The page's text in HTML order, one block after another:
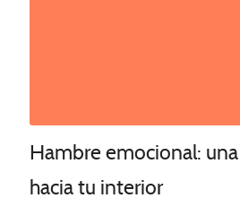
Hambre emocional:
hacia tu interior